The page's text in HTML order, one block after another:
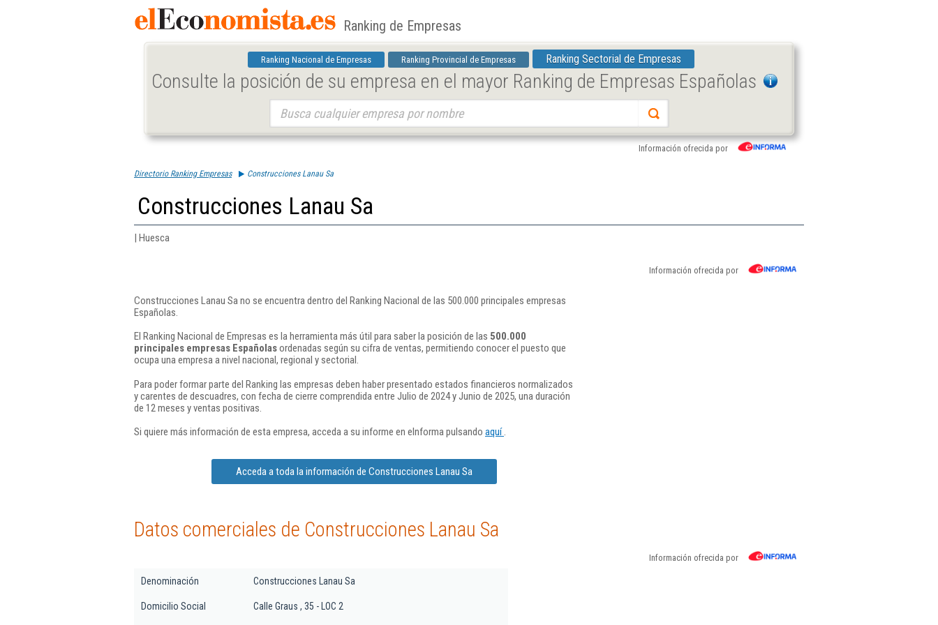
Ranking de Empresas
Ranking Nacional de Empresas Ranking Provincial de Empresas Ranking Sectorial de Empresas
Consulte la posición de su empresa en el mayor Ranking de Empresas Españolas
Información ofrecida por
Directorio Ranking Empresas Construcciones Lanau Sa
Construcciones Lanau Sa
| Huesca
Información ofrecida por
Construcciones Lanau Sa no se encuentra dentro del Ranking Nacional de las 500.000 principales empresas
Españolas.
El Ranking Nacional de Empresas es la herramienta más útil para saber la posición de las 500.000
principales empresas Españolasordenadas según su cifra de ventas, permitiendo conocer el puesto que
ocupa una empresa a nivel nacional, regional y sectorial.
Para poder formar parte del Ranking las empresas deben haber presentado estados financieros normalizados
y carentes de descuadres, con fecha de cierre comprendida entre Julio de 2024 y Junio de 2025, una duración
de 12 meses y ventas positivas.
Si quiere más información de esta empresa, acceda a su informe en eInforma pulsando aquí.
Acceda a toda la información de Construcciones Lanau Sa
Datos comerciales de Construcciones Lanau Sa
Información ofrecida por
Denominación Construcciones Lanau Sa
Domicilio Social Calle Graus , 35 - LOC 2